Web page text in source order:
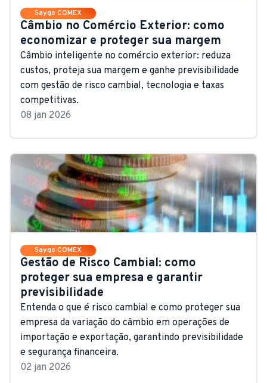
Saygo COMEX
Câmbio no Comércio Exterior: como
economizar e proteger sua margem
Câmbio inteligente no comércio exterior: reduza
custos, proteja sua margem e ganhe previsibilidade
com gestão de risco cambial, tecnologia e taxas
competitivas.
08 jan 2026
Saygo COMEX
Gestão de Risco Cambial: como
proteger sua empresa e garantir
previsibilidade
Entenda o que é risco cambial e como proteger sua
empresa da variação do câmbio em operações de
importação e exportação, garantindo previsibilidade
e segurança financeira.
02 jan 2026